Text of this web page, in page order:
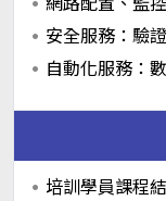
安全服務：驗
自動化服務：
培訓學員課程